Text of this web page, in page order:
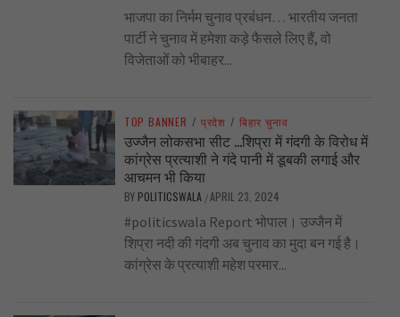
भाजपा का निर्मम चुनाव प्रबंधन… भारतीय जनता
पार्टी ने चुनाव में हमेशा कड़े फैसले लिए हैं, वो
विजेताओं को भीबाहर...
TOP BANNER / प्रदेश / बिहार चुनाव
उज्जैन लोकसभा सीट …शिप्रा में गंदगी के विरोध में
कांग्रेस प्रत्याशी ने गंदे पानी में डूबकी लगाई और
आचमन भी किया
BY POLITICSWALA /APRIL 23, 2024
#politicswala Report भोपाल। उज्जैन में
शिप्रा नदी की गंदगी अब चुनाव का मुदा बन गई है।
कांग्रेस के प्रत्याशी महेश परमार...